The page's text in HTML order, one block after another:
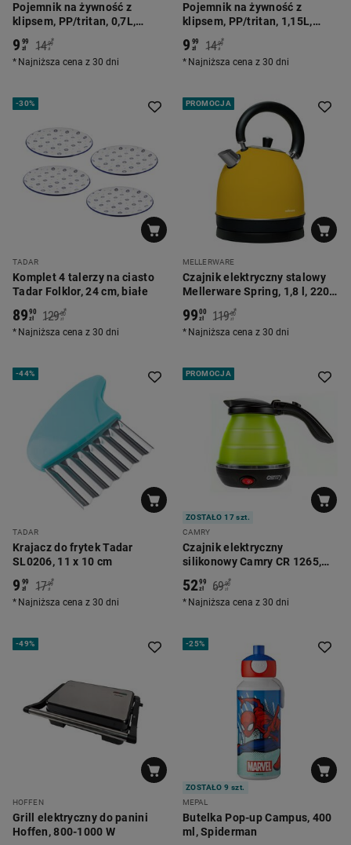
Pojemnik na żywność z
klipsem, PP/tritan, 0,7L,
seledynowy
9 99
zł 14 99
zł
*
Najniższa cena z 30 dni
Pojemnik na żywność z
klipsem, PP/tritan, 1,15L,
seledynowy
9 99
zł 14 99
zł
*
Najniższa cena z 30 dni
-30%
TADAR
Komplet 4 talerzy na ciasto
Tadar Folklor, 24 cm, białe
8990
zł 129 00
zł
*
Najniższa cena z 30 dni
PROMOCJA
MELLERWARE
Czajnik elektryczny stalowy
Mellerware Spring, 1,8 l, 2200
9900
zł 119 00
zł
*
Najniższa cena z 30 dni
-44%
TADAR
Krajacz do frytek Tadar
SL0206, 11 x 10 cm
9 99
zł 17 99
zł
*
Najniższa cena z 30 dni
PROMOCJA
ZOSTAŁO 17 szt.
CAMRY
Czajnik elektryczny
silikonowy Camry CR 1265,
0,5 l, 750 W, składany
5299
zł 69 90
zł
*
Najniższa cena z 30 dni
-49%
HOFFEN
Grill elektryczny do panini
Hoffen, 800-1000 W
-25%
ZOSTAŁO 9 szt.
MEPAL
Butelka Pop-up Campus, 400
ml, Spiderman